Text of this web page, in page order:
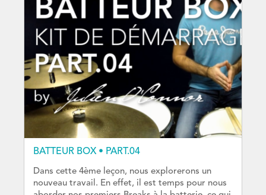
BATTEUR BOX • PART.04
Dans cette 4ème leçon, nous explorerons un
nouveau travail. En effet, il est temps pour nous